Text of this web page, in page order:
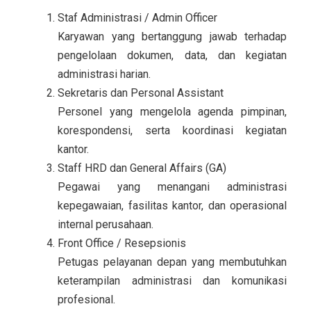
Staf Administrasi / Admin Officer
Karyawan yang bertanggung jawab terhadap
pengelolaan dokumen, data, dan kegiatan
administrasi harian.
Sekretaris dan Personal Assistant
Personel yang mengelola agenda pimpinan,
korespondensi, serta koordinasi kegiatan
kantor.
Staff HRD dan General Affairs (GA)
Pegawai yang menangani administrasi
kepegawaian, fasilitas kantor, dan operasional
internal perusahaan.
Front Office / Resepsionis
Petugas pelayanan depan yang membutuhkan
keterampilan administrasi dan komunikasi
profesional.